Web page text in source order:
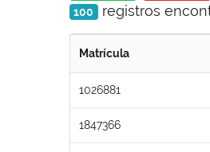
100 registros
Matrícula
1026881
1847366